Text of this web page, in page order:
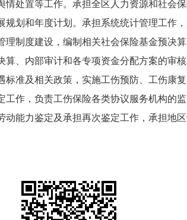
处置等工作。承担全区人力资源和社会保
划和年度计划。承担系统统计管理工作，
理制度建设，编制相关社会保险基金预决
算、内部审计和各专项资金分配方案的审
标准及相关政策，实施工伤预防、工伤康
工作，负责工伤保险各类协议服务机构的
动能力鉴定及承担再次鉴定工作，承担地